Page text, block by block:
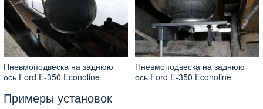
Пневмоподвеска на заднюю
ось Ford E-350 Econoline
Пневмоподвеска на заднюю
ось Ford E-350 Econoline
Примеры установок